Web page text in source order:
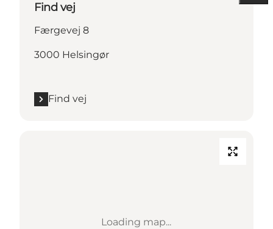
Find vej
Færgevej 8
3000 Helsingør
Find vej
Loading map...